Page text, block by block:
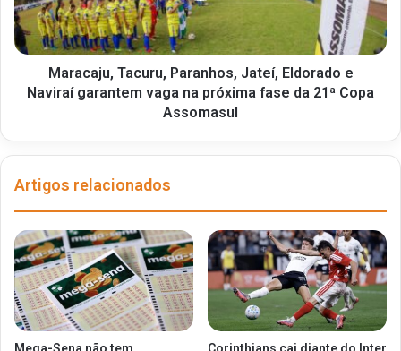
Maracaju, Tacuru, Paranhos, Jateí, Eldorado e
Naviraí garantem vaga na próxima fase da 21ª Copa
Assomasul
Artigos relacionados